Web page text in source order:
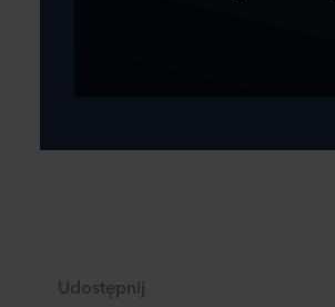
Udostępnij